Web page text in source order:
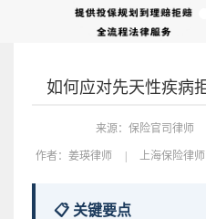
如何应对先天性疾病
来源：保险官司律师
作者： 姜瑛律师 | 上海保险律师
📋 关键要点